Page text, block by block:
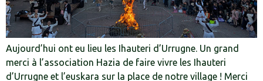
Aujourd’hui ont eu lieu les Ihauteri d’Urrugne. Un grand
merci à l’association Hazia de faire vivre les Ihauteri
d’Urrugne et l’euskara sur la place de notre village ! Merci